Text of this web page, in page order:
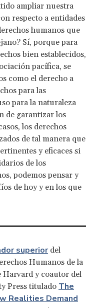
ampliar nuestra
respecto a entidades
humanos que
Sí, porque para
bien establecidos,
pacífica, se
como el derecho a
para las
para la naturaleza
de garantizar los
los derechos
de tal manera que
y eficaces si
de los
podemos pensar y
de hoy y en los que
superiordel
Humanos de la
Harvard y coautor del
Press titulado The
Realities Demand